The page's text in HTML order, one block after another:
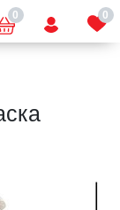
0 0